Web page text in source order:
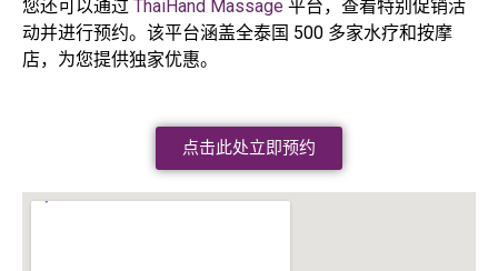
您还可以通过 ThaiHand Massage 平台，查看特别促销活
动并进行预约。该平台涵盖全泰国 500 多家水疗和按摩
店，为您提供独家优惠。
点击此处立即预约